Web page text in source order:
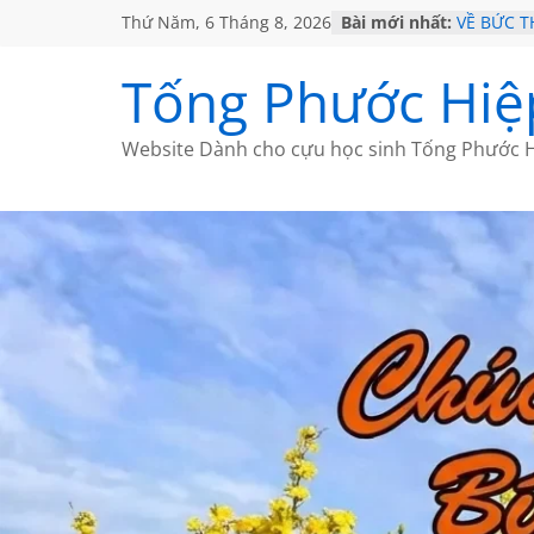
Thứ Năm, 6 Tháng 8, 2026 Bài mới nhất: VỀ BỨC
MỘT ĐỜI
SÁCH
BẤT
CÀ PHÊ
Tống Phước
Website Dành cho cựu học sinh Tống Phước